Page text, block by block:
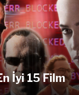
İyi 15 Film